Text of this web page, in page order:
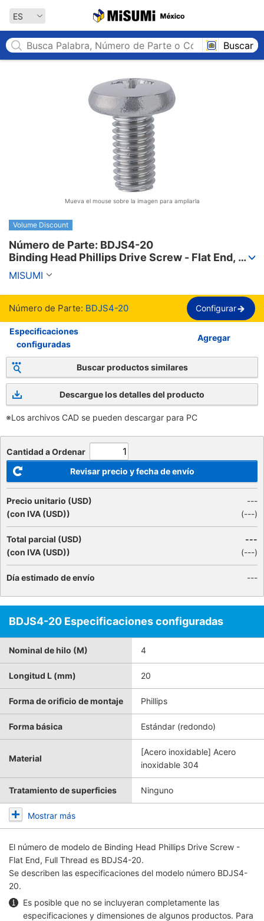
ES
Buscar
Mueva el mouse sobre la imagen para ampliarla
Volume Discount
Número de Parte: BDJS4-20
Binding Head Phillips Drive Screw - Flat End,
Full Thread
MISUMI
Número de Parte: BDJS4-20 Configurar
Especificaciones
configuradas
Agregar
Buscar productos similares
Descargue los detalles del producto
※Los archivos CAD se pueden descargar para PC
Cantidad a Ordenar
Revisar precio y fecha de envío
Precio unitario (USD)
(con IVA (USD))
---
(---)
Total parcial (USD)
(con IVA (USD))
---
(---)
Día estimado de envío ---
BDJS4-20 Especificaciones configuradas
Nominal de hilo (M) 4
Longitud L (mm) 20
Forma de orificio de montaje Phillips
Forma básica Estándar (redondo)
Material
[Acero inoxidable] Acero
inoxidable 304
Tratamiento de superficies Ninguno
Mostrar más
El número de modelo de Binding Head Phillips Drive Screw -
Flat End, Full Thread es BDJS4-20.
Se describen las especificaciones del modelo número BDJS4-
20.
Es posible que no se incluyeran completamente las
especificaciones y dimensiones de algunos productos. Para